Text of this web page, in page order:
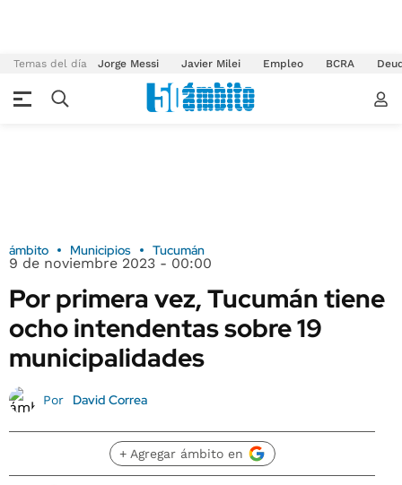
Temas del día Jorge Messi Javier Milei Empleo BCRA
ámbito Municipios Tucumán
9 de noviembre 2023 - 00:00
Por primera vez, Tucumán tiene
ocho intendentas sobre 19
municipalidades
Por David Correa
+ Agregar ámbito en